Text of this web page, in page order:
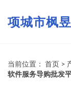
项城市枫
当前位置： 首页 >
软件服务导购批发